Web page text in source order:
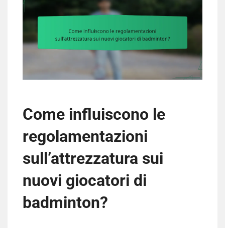
Come influiscono le
regolamentazioni
sull’attrezzatura sui
nuovi giocatori di
badminton?